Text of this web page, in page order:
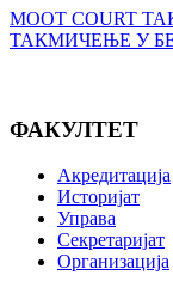
MOOT COURT
ТАКМИЧЕЊЕ У
ФАКУЛТЕТ
Акредитација
Историјат
Управа
Секретаријат
Организација